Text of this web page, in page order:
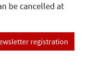
be cancelled at
registration